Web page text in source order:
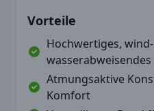
Vorteile
Hochwertiges,
Atmungsaktive
Komfort